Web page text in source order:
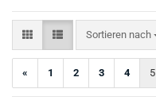
Sortieren nach
Sortieren nach
« 1 2 3 4 5